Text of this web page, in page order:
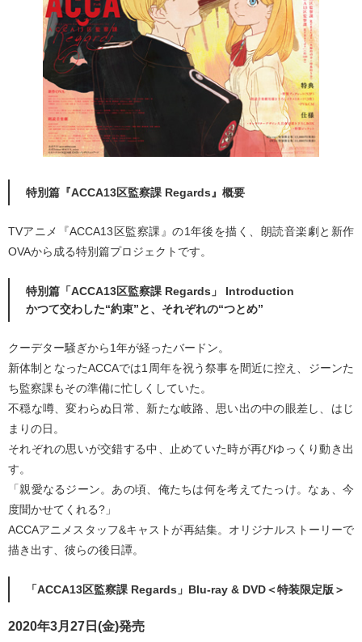
特別篇『ACCA13区監察課 Regards』概要
TVアニメ『ACCA13区監察課』の1年後を描く、朗読音楽劇と新作
OVAから成る特別篇プロジェクトです。
特別篇「ACCA13区監察課 Regards」 Introduction
かつて交わした“約束”と、それぞれの“つとめ”
クーデター騒ぎから1年が経ったバードン。
新体制となったACCAでは1周年を祝う祭事を間近に控え、ジーンた
ち監察課もその準備に忙しくしていた。
不穏な噂、変わらぬ日常、新たな岐路、思い出の中の眼差し、はじ
まりの日。
それぞれの思いが交錯する中、止めていた時が再びゆっくり動き出
す。
「親愛なるジーン。あの頃、俺たちは何を考えてたっけ。なぁ、今
度聞かせてくれる?」
ACCAアニメスタッフ&キャストが再結集。オリジナルストーリーで
描き出す、彼らの後日譚。
「ACCA13区監察課 Regards」Blu-ray & DVD＜特装限定版＞
2020年3月27日(金)発売